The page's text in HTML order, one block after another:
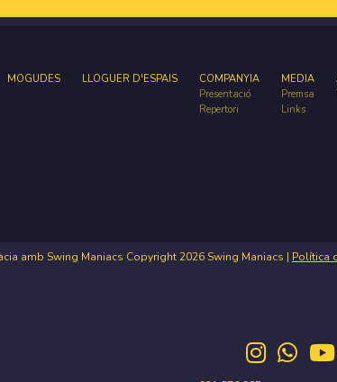
MOGUDES LLOGUER D'ESPAIS
COMPANYIA
Presentació
Repertori
MEDIA
Premsa
Links
amb Swing Maniacs Copyright 2026 Swing Maniacs | Política